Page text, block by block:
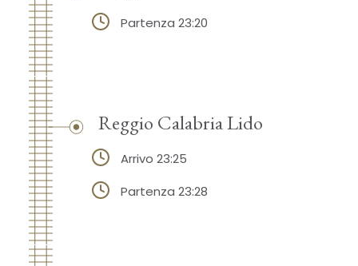
Partenza 23:20
Reggio Calabria Lido
Arrivo 23:25
Partenza 23:28